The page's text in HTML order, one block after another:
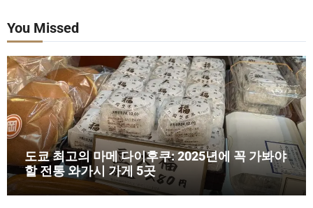
You Missed
도쿄 최고의 마메 다이후쿠: 2025년에 꼭 가봐야
할 전통 와가시 가게 5곳